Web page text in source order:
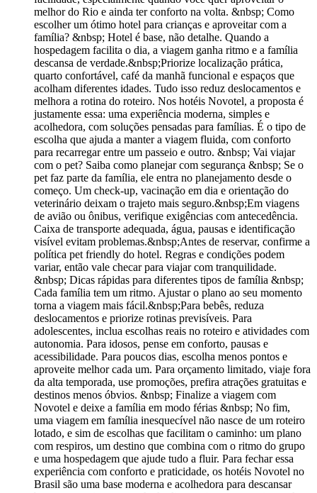
melhor do Rio e ainda ter conforto na volta. &nbsp; Como
escolher um ótimo hotel para crianças e aproveitar com a
família? &nbsp; Hotel é base, não detalhe. Quando a
hospedagem facilita o dia, a viagem ganha ritmo e a família
descansa de verdade.&nbsp;Priorize localização prática,
quarto confortável, café da manhã funcional e espaços que
acolham diferentes idades. Tudo isso reduz deslocamentos e
melhora a rotina do roteiro. Nos hotéis Novotel, a proposta é
justamente essa: uma experiência moderna, simples e
acolhedora, com soluções pensadas para famílias. É o tipo de
escolha que ajuda a manter a viagem fluida, com conforto
para recarregar entre um passeio e outro. &nbsp; Vai viajar
com o pet? Saiba como planejar com segurança &nbsp; Se o
pet faz parte da família, ele entra no planejamento desde o
começo. Um check-up, vacinação em dia e orientação do
veterinário deixam o trajeto mais seguro.&nbsp;Em viagens
de avião ou ônibus, verifique exigências com antecedência.
Caixa de transporte adequada, água, pausas e identificação
visível evitam problemas.&nbsp;Antes de reservar, confirme a
política pet friendly do hotel. Regras e condições podem
variar, então vale checar para viajar com tranquilidade.
&nbsp; Dicas rápidas para diferentes tipos de família &nbsp;
Cada família tem um ritmo. Ajustar o plano ao seu momento
torna a viagem mais fácil.&nbsp;Para bebês, reduza
deslocamentos e priorize rotinas previsíveis. Para
adolescentes, inclua escolhas reais no roteiro e atividades com
autonomia. Para idosos, pense em conforto, pausas e
acessibilidade. Para poucos dias, escolha menos pontos e
aproveite melhor cada um. Para orçamento limitado, viaje fora
da alta temporada, use promoções, prefira atrações gratuitas e
destinos menos óbvios. &nbsp; Finalize a viagem com
Novotel e deixe a família em modo férias &nbsp; No fim,
uma viagem em família inesquecível não nasce de um roteiro
lotado, e sim de escolhas que facilitam o caminho: um plano
com respiros, um destino que combina com o ritmo do grupo
e uma hospedagem que ajude tudo a fluir. Para fechar essa
experiência com conforto e praticidade, os hotéis Novotel no
Brasil são uma base moderna e acolhedora para descansar